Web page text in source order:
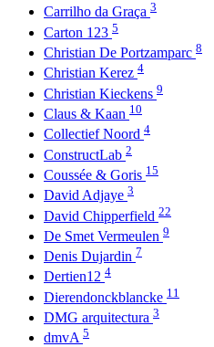
Carrilho da Graça 3
Carton 123 5
Christian De Portzamparc 8
Christian Kerez 4
Christian Kieckens 9
Claus & Kaan 10
Collectief Noord 4
ConstructLab 2
Coussée & Goris 15
David Adjaye 3
David Chipperfield 22
De Smet Vermeulen 9
Denis Dujardin 7
Dertien12 4
Dierendonckblancke 11
DMG arquitectura 3
dmvA 5